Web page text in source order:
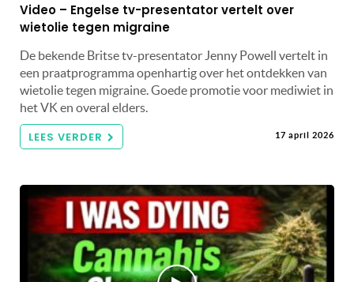
Video – Engelse tv-presentator vertelt over
wietolie tegen migraine
De bekende Britse tv-presentator Jenny Powell vertelt in
een praatprogramma openhartig over het ontdekken van
wietolie tegen migraine. Goede promotie voor mediwiet in
het VK en overal elders.
LEES VERDER 17 april 2026